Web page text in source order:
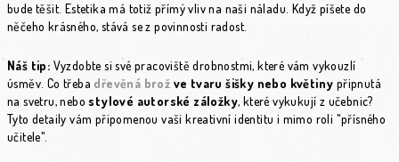
bude těšit. Estetika má totiž přímý vliv na naši náladu. Když píšete do
něčeho krásného, stává se z povinnosti radost.
Náš tip: Vyzdobte si své pracoviště drobnostmi, které vám vykouzlí
úsměv. Co třeba dřevěná brož ve tvaru šišky nebo květiny připnutá
na svetru, nebostylové autorské záložky, které vykukují z učebnic?
Tyto detaily vám připomenou vaši kreativní identitu i mimo roli "přísného
učitele".